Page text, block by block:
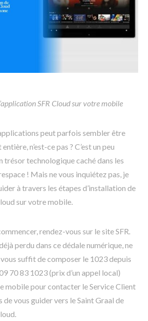
SFR Cloud sur votre mobile
peut parfois sembler être
n’est-ce pas ? C’est un peu
trésor technologique caché dans les
! Mais ne vous inquiétez pas, je
à travers les étapes d’installation de
sur votre mobile.
rendez-vous sur le site SFR.
perdu dans ce dédale numérique, ne
suffit de composer le 1023 depuis
70 83 1023 (prix d’un appel local)
mobile pour contacter le Service Client
de vous guider vers le Saint Graal de